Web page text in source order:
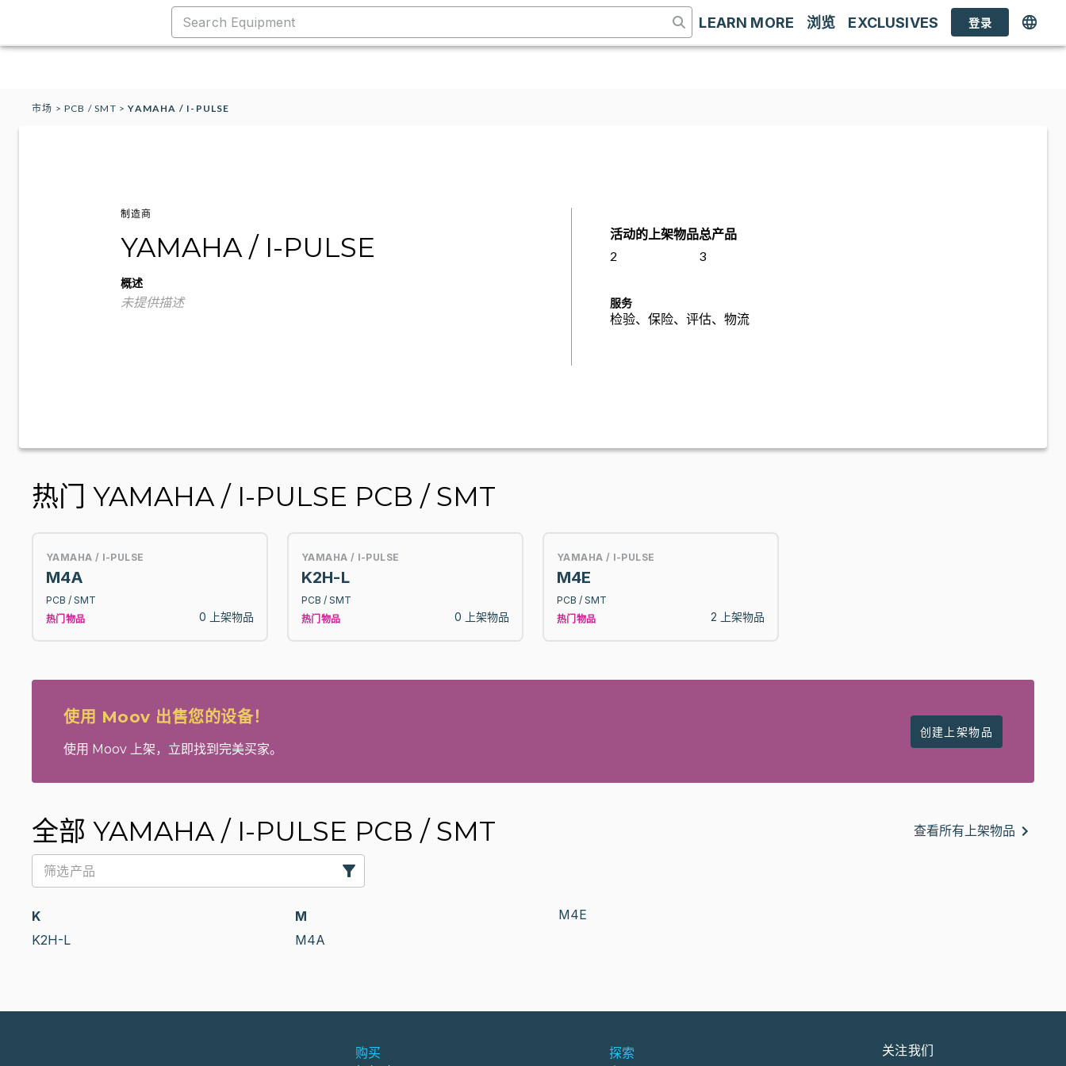
LEARN MORE 浏览 EXCLUSIVES 登录
市场 >PCB / SMT >YAMAHA / I-PULSE
制造商
YAMAHA / I-PULSE
概述
未提供描述
活动的上架物品
2
总产品
3
服务
检验、保险、评估、物流
热门 YAMAHA / I-PULSE PCB / SMT
YAMAHA / I-PULSE
M4A
PCB / SMT
热门物品
0 上架物品
YAMAHA / I-PULSE
K2H-L
PCB / SMT
热门物品
0 上架物品
YAMAHA / I-PULSE
M4E
PCB / SMT
热门物品
2 上架物品
使用 Moov 出售您的设备！
使用 Moov 上架，立即找到完美买家。
创建上架物品
全部 YAMAHA / I-PULSE PCB / SMT 查看所有上架物品
K
K2H-L
M
M4A
M4E
购买
探索
关注我们